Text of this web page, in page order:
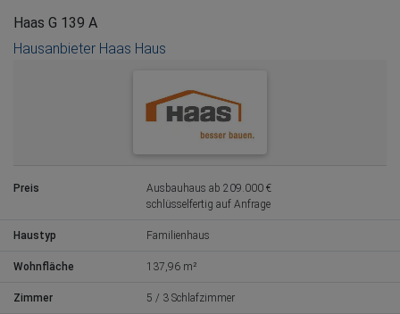
Haas G 139 A
Hausanbieter Haas Haus
Preis
Ausbauhaus ab 209.000 €
schlüsselfertig auf Anfrage
Haustyp Familienhaus
Wohnfläche 137,96 m²
Zimmer 5 / 3 Schlafzimmer